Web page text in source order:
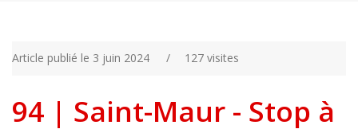
Article publié le 3 juin 2024 / 127 visites
94 | Saint-Maur - Stop à